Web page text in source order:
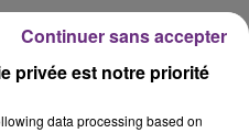
privée est notre priorité
data processing based on
Continuer sans accepter